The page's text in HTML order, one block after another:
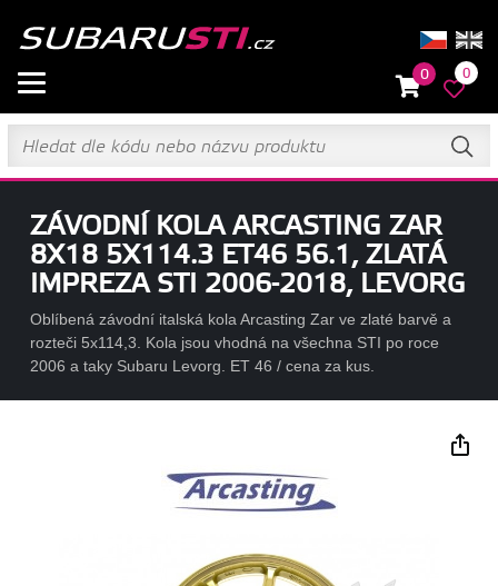
0 0
ZÁVODNÍ KOLA ARCASTING ZAR
8X18 5X114.3 ET46 56.1, ZLATÁ
IMPREZA STI 2006-2018, LEVORG
Oblíbená závodní italská kola Arcasting Zar ve zlaté barvě a
rozteči 5x114,3. Kola jsou vhodná na všechna STI po roce
2006 a taky Subaru Levorg. ET 46 / cena za kus.